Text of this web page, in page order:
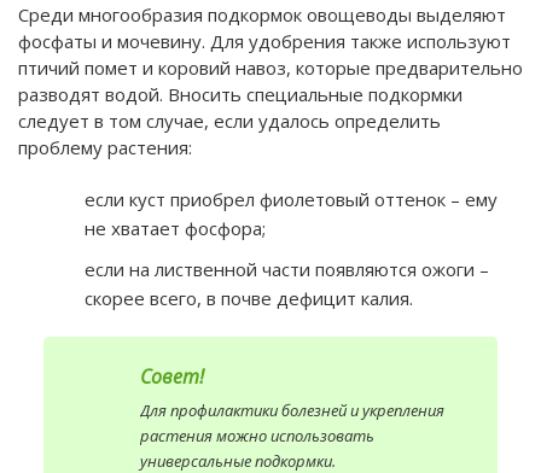
Среди многообразия подкормок овощеводы выделяют
фосфаты и мочевину. Для удобрения также используют
птичий помет и коровий навоз, которые предварительно
разводят водой. Вносить специальные подкормки
следует в том случае, если удалось определить
проблему растения:
если куст приобрел фиолетовый оттенок – ему
не хватает фосфора;
если на лиственной части появляются ожоги –
скорее всего, в почве дефицит калия.
Совет!
Для профилактики болезней и укрепления
растения можно использовать
универсальные подкормки.